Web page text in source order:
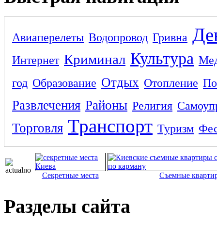
Авиаперелеты Водопровод Гривна
Интернет Криминал Культура
год Образование Отдых Отопление
Развлечения Районы Религия
Торговля Транспорт Туризм
Секретные места Съемные
Разделы сайта